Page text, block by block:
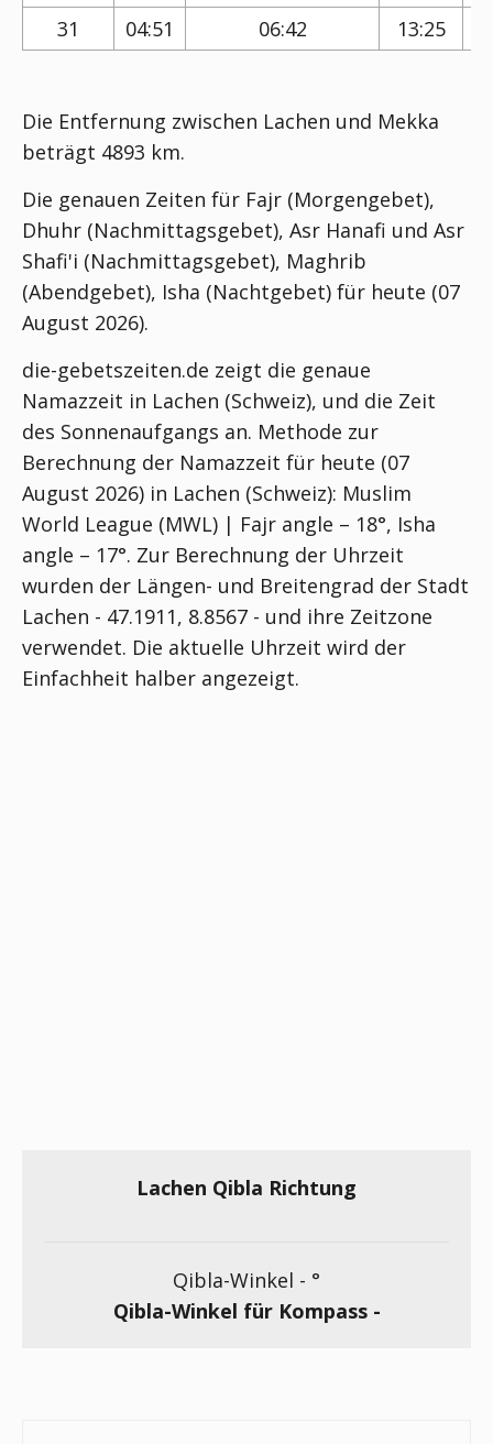
31
04:51 06:42 13:25
Die Entfernung zwischen Lachen und Mekka
beträgt 4893 km.
Die genauen Zeiten für Fajr (Morgengebet),
Dhuhr (Nachmittagsgebet), Asr Hanafi und Asr
Shafi'i (Nachmittagsgebet), Maghrib
(Abendgebet), Isha (Nachtgebet) für heute (07
August 2026).
die-gebetszeiten.de zeigt die genaue
Namazzeit in Lachen (Schweiz), und die Zeit
des Sonnenaufgangs an. Methode zur
Berechnung der Namazzeit für heute (07
August 2026) in Lachen (Schweiz): Muslim
World League (MWL) | Fajr angle – 18°, Isha
angle – 17°. Zur Berechnung der Uhrzeit
wurden der Längen- und Breitengrad der Stadt
Lachen - 47.1911, 8.8567 - und ihre Zeitzone
verwendet. Die aktuelle Uhrzeit wird der
Einfachheit halber angezeigt.
Lachen Qibla Richtung
Qibla-Winkel - °
Qibla-Winkel für Kompass -